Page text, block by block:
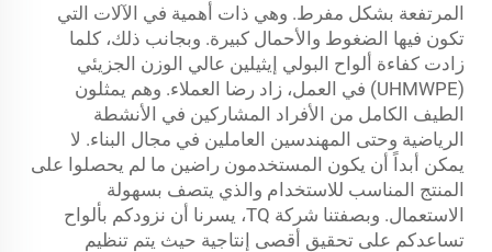
المرتفعة بشكل مفرط. وهي ذات أهمية في الآلات التي
تكون فيها الضغوط والأحمال كبيرة. وبجانب ذلك، كلما
زادت كفاءة ألواح البولي إيثيلين عالي الوزن الجزيئي
(UHMWPE) في العمل، زاد رضا العملاء. وهم يمثلون
الطيف الكامل من الأفراد المشاركين في الأنشطة
الرياضية وحتى المهندسين العاملين في مجال البناء. لا
يمكن أبداً أن يكون المستخدمون راضين ما لم يحصلوا على
المنتج المناسب للاستخدام والذي يتصف بسهولة
الاستعمال. وبصفتنا شركة TQ، يسرنا أن نزودكم بألواح
تساعدكم على تحقيق أقصى إنتاجية حيث يتم تنظيم